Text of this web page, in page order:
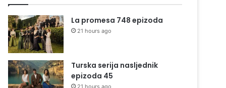
La promesa 748 epizoda
21 hours ago
Turska serija nasljednik
epizoda 45
21 hours ago